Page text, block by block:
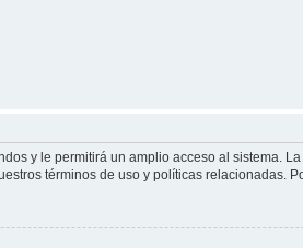
y le permitirá un amplio acceso al sistema.
términos de uso y políticas relacionadas.